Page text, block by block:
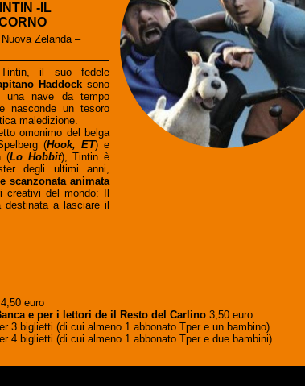
-IL
Zelanda –
Tintin, il suo fedele
Haddocksono
una nave da tempo
nasconde un tesoro
maledizione.
omonimo del belga
(Hook, ET) e
(Lo Hobbit), Tintin è
degli ultimi anni,
scanzonata animata
del mondo: Il
a lasciare il
4,50 euro
e per i lettori de il Resto del Carlino 3,50 euro
3 biglietti (di cui almeno 1 abbonato Tper e un bambino)
4 biglietti (di cui almeno 1 abbonato Tper e due bambini)